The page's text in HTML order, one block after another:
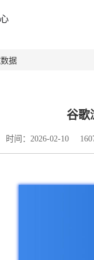
据
谷歌
时间：2026-02-10